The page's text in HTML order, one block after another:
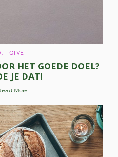
C
T
E
G
O
R
I
S
GIVE
HET GOEDE DOEL?
JE DAT!
More